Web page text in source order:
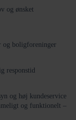
og ønsket
og boligforeninger
responstid
og høj kundeservice
og funktionelt –